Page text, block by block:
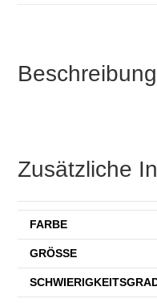
Beschreibung
Zusätzliche
FARBE
GRÖSSE